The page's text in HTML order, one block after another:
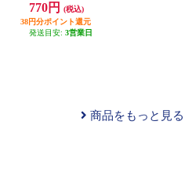
770円
(税込)
38円分ポイント還元
発送目安: 3営業日
商品をもっと見る